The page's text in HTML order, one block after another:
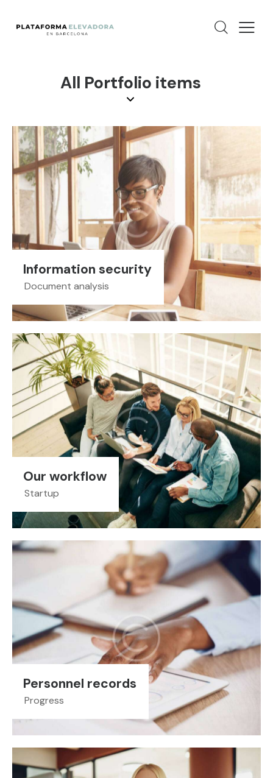
All Portfolio items
Information security
Document analysis
Our workflow
Startup
Personnel records
Progress